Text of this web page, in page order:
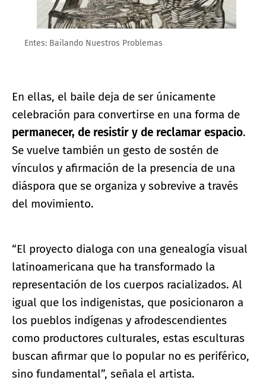
Entes: Bailando Nuestros Problemas
En ellas, el baile deja de ser únicamente
celebración para convertirse en una forma de
permanecer, de resistir y de reclamar espacio.
Se vuelve también un gesto de sostén de
vínculos y afirmación de la presencia de una
diáspora que se organiza y sobrevive a través
del movimiento.
“El proyecto dialoga con una genealogía visual
latinoamericana que ha transformado la
representación de los cuerpos racializados. Al
igual que los indigenistas, que posicionaron a
los pueblos indígenas y afrodescendientes
como productores culturales, estas esculturas
buscan afirmar que lo popular no es periférico,
sino fundamental”, señala el artista.